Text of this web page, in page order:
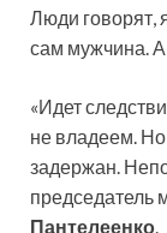
Люди говорят,
сам мужчина.
«Идет
не владеем.
задержан.
председатель
Пантелеенко.